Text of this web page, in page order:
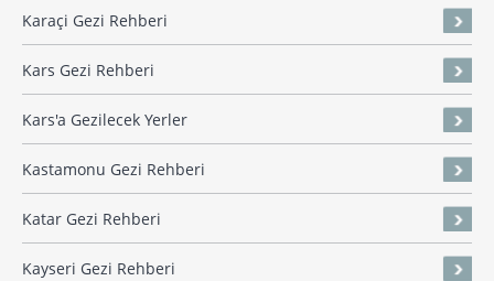
Karaçi Gezi Rehberi
Kars Gezi Rehberi
Kars'a Gezilecek Yerler
Kastamonu Gezi Rehberi
Katar Gezi Rehberi
Kayseri Gezi Rehberi